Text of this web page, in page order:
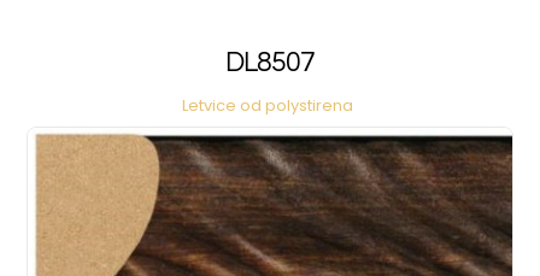
DL8507
Letvice od polystirena